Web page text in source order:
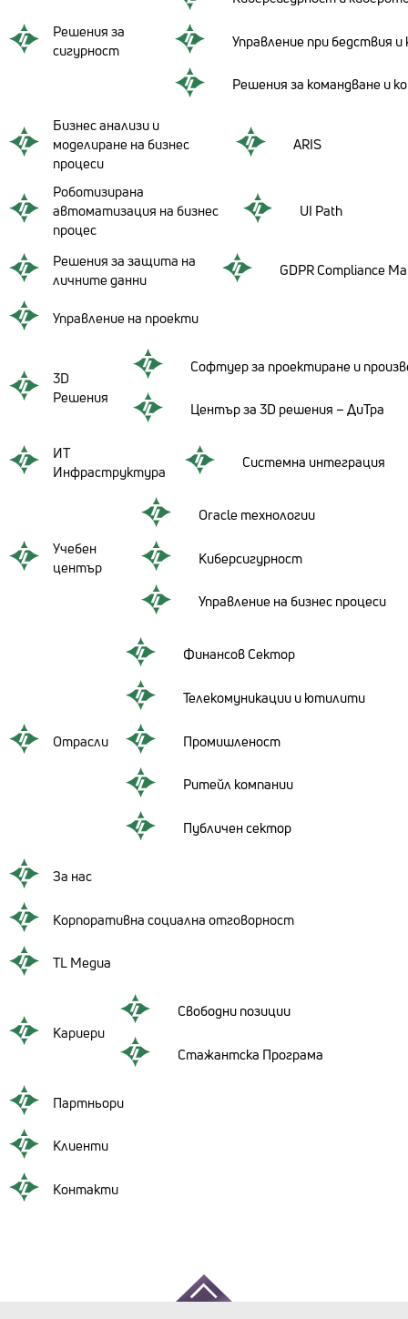
Решения за
сигурност
Управление при бедствия и
Решения за командване и
Бизнес анализи и
моделиране на бизнес
процеси
ARIS
Роботизирана
автоматизация на бизнес
процес
UI Path
Решения за защита на
личните данни
GDPR Compliance
Управление на проекти
3D
Решения
Софтуер за проектиране и
Център за 3D решения – ДиТра
ИТ
Инфраструктура
Системна интеграция
Учебен
център
Oracle технологии
Киберсигурност
Управление на бизнес процеси
Отрасли
Финансов Сектор
Телекомуникации и ютилити
Промишленост
Ритейл компании
Публичен сектор
За нас
Корпоративна социална отговорност
TL Медиа
Кариери
Свободни позиции
Стажантска Програма
Партньори
Клиенти
Контакти